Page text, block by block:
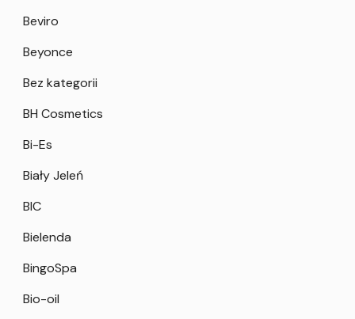
Beviro
Beyonce
Bez kategorii
BH Cosmetics
Bi-Es
Biały Jeleń
BIC
Bielenda
BingoSpa
Bio-oil